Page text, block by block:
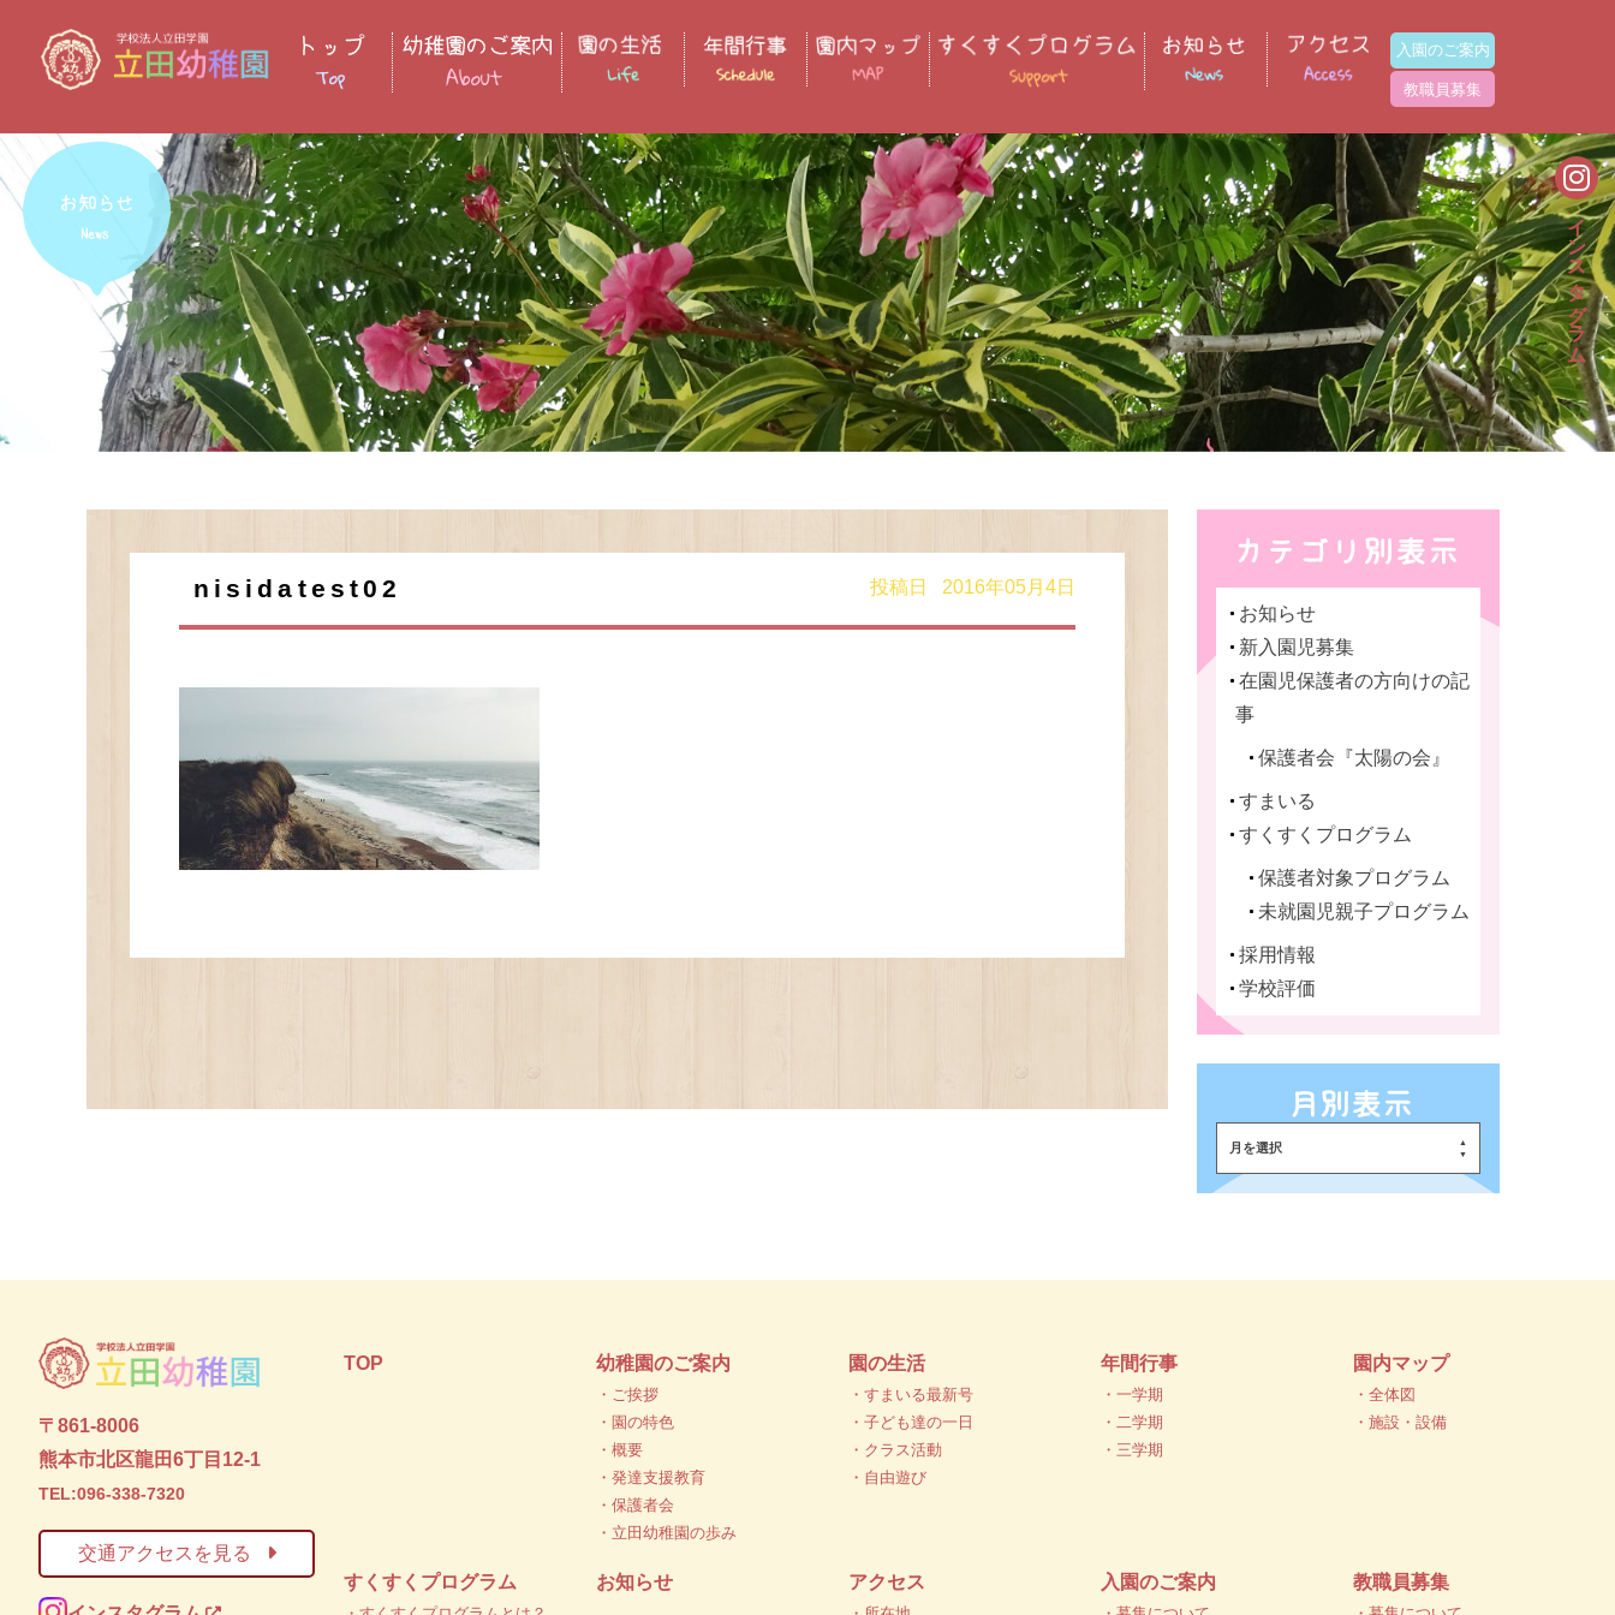
入園のご案内
教職員募集
nisidatest02
投稿日 2016年05月4日
お知らせ
新入園児募集
在園児保護者の方向けの記
事
保護者会『太陽の会』
すまいる
すくすくプログラム
保護者対象プログラム
未就園児親子プログラム
採用情報
学校評価
月を選択
インスタグラム
〒861-8006
熊本市北区龍田6丁目12-1
TEL:096-338-7320
交通アクセスを見る
TOP 幼稚園のご案内
・ご挨拶
・園の特色
・概要
・発達支援教育
・保護者会
・立田幼稚園の歩み
園の生活
・すまいる最新号
・子ども達の一日
・クラス活動
・自由遊び
年間行事
・一学期
・二学期
・三学期
園内マップ
・全体図
・施設・設備
すくすくプログラム お知らせ アクセス 入園のご案内 教職員募集